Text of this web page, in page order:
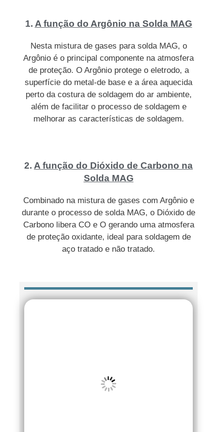
1. A função do Argônio na Solda MAG
Nesta mistura de gases para solda MAG, o
Argônio é o principal componente na atmosfera
de proteção. O Argônio protege o eletrodo, a
superfície do metal-de base e a área aquecida
perto da costura de soldagem do ar ambiente,
além de facilitar o processo de soldagem e
melhorar as características de soldagem.
2. A função do Dióxido de Carbono na
Solda MAG
Combinado na mistura de gases com Argônio e
durante o processo de solda MAG, o Dióxido de
Carbono libera CO e O gerando uma atmosfera
de proteção oxidante, ideal para soldagem de
aço tratado e não tratado.